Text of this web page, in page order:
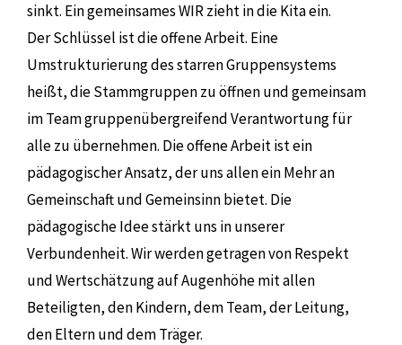
sinkt. Ein gemeinsames WIR zieht in die Kita ein.
Der Schlüssel ist die offene Arbeit. Eine
Umstrukturierung des starren Gruppensystems
heißt, die Stammgruppen zu öffnen und gemeinsam
im Team gruppenübergreifend Verantwortung für
alle zu übernehmen. Die offene Arbeit ist ein
pädagogischer Ansatz, der uns allen ein Mehr an
Gemeinschaft und Gemeinsinn bietet. Die
pädagogische Idee stärkt uns in unserer
Verbundenheit. Wir werden getragen von Respekt
und Wertschätzung auf Augenhöhe mit allen
Beteiligten, den Kindern, dem Team, der Leitung,
den Eltern und dem Träger.